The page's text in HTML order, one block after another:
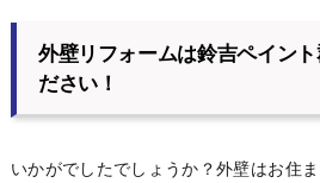
外壁リフォームは鈴吉ペイン
ださい！
いかがでしたでしょうか？外壁はお住